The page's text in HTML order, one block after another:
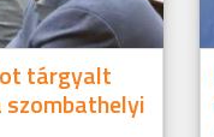
tárgyalt
szombathelyi